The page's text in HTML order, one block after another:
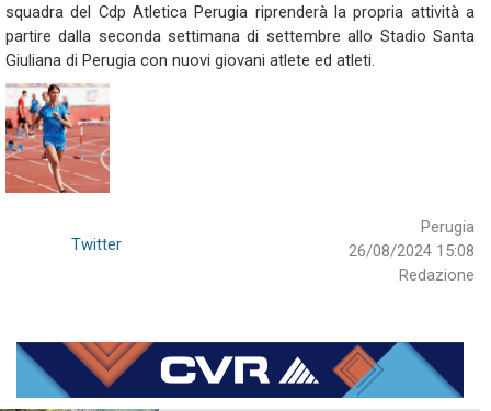
squadra del Cdp Atletica Perugia riprenderà la propria attività a
partire dalla seconda settimana di settembre allo Stadio Santa
Giuliana di Perugia con nuovi giovani atlete ed atleti.
Perugia
26/08/2024 15:08
Redazione
Twitter